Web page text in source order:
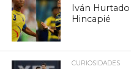
Iván
Hincapié
CURIOSIDADES